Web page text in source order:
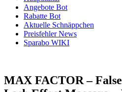
Angebote Bot
Rabatte Bot
Aktuelle Schnäppchen
Preisfehler News
Sparabo WIKI
MAX FACTOR –